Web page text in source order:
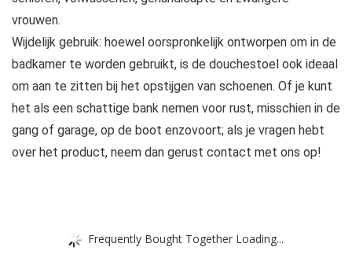
vrouwen.
Wijdelijk gebruik: hoewel oorspronkelijk ontworpen om in de
badkamer te worden gebruikt, is de douchestoel ook ideaal
om aan te zitten bij het opstijgen van schoenen. Of je kunt
het als een schattige bank nemen voor rust, misschien in de
gang of garage, op de boot enzovoort; als je vragen hebt
over het product, neem dan gerust contact met ons op!
Frequently Bought Together Loading...